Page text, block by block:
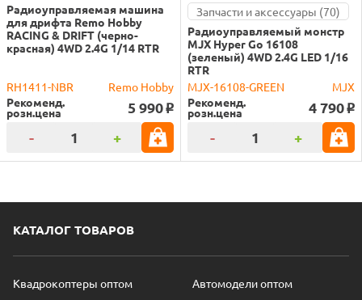
Радиоуправляемая машина
для дрифта Remo Hobby
RACING & DRIFT (черно-
красная) 4WD 2.4G 1/14 RTR
RH1411-NBR
Remo Hobby
Рекоменд.
розн.цена 5 990 o
- +
Запчасти и аксессуары (70)
Радиоуправляемый монстр
MJX Hyper Go 16108
(зеленый) 4WD 2.4G LED 1/16
RTR
MJX-16108-GREEN
MJX
Рекоменд.
розн.цена 4 790 o
- +
КАТАЛОГ ТОВАРОВ
Квадрокоптеры оптом
Автомодели оптом